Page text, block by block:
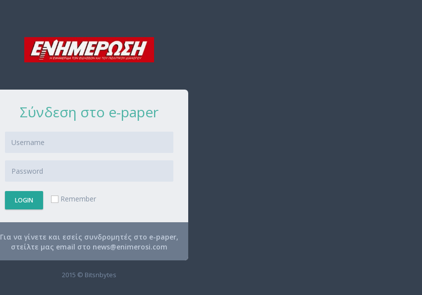
Σύνδεση στο e-paper
LOGIN Remember
Για να γίνετε και εσείς συνδρομητές στο e-paper,
στείλτε μας email στο news@enimerosi.com
2015 © Bitsnbytes